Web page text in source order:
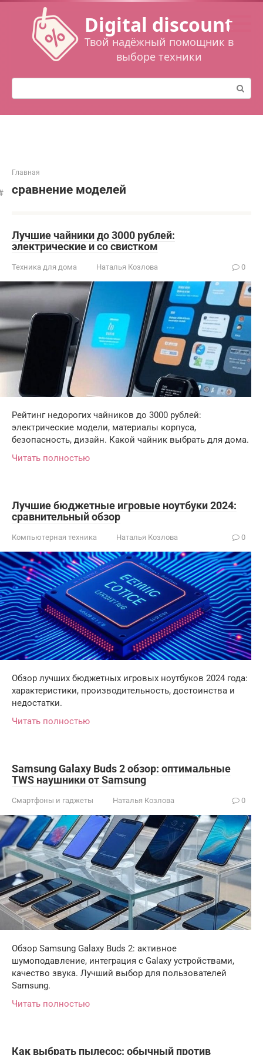
Перейти
контенту
Digital discount
Твой надёжный помощник в
выборе техники
Поиск:
Главная
сравнение моделей
Лучшие чайники до 3000 рублей:
электрические и со свистком
Техника для дома Наталья Козлова 0
Рейтинг недорогих чайников до 3000 рублей:
электрические модели, материалы корпуса,
безопасность, дизайн. Какой чайник выбрать для дома.
Читать полностью
Лучшие бюджетные игровые ноутбуки 2024:
сравнительный обзор
Компьютерная техника Наталья Козлова 0
Обзор лучших бюджетных игровых ноутбуков 2024 года:
характеристики, производительность, достоинства и
недостатки.
Читать полностью
Samsung Galaxy Buds 2 обзор: оптимальные
TWS наушники от Samsung
Смартфоны и гаджеты Наталья Козлова 0
Обзор Samsung Galaxy Buds 2: активное
шумоподавление, интеграция с Galaxy устройствами,
качество звука. Лучший выбор для пользователей
Samsung.
Читать полностью
Как выбрать пылесос: обычный против